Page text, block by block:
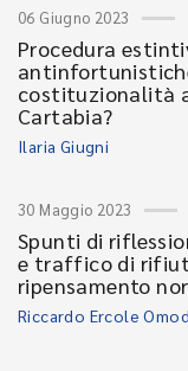
06 Giugno 2023
Procedura
costituzionalità
Cartabia?
Ilaria Giugni
30 Maggio 2023
Spunti di
e traffico di
ripensamento
Riccardo Ercole